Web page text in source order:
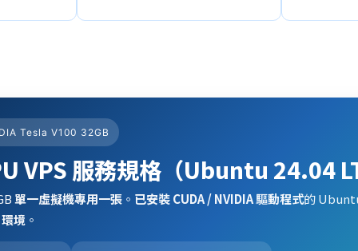
Tesla V100 32GB
VPS 服務規格（Ubuntu 24.04
單一虛擬機專用一張。 已安裝 CUDA / NVIDIA 驅動程式的
境 。